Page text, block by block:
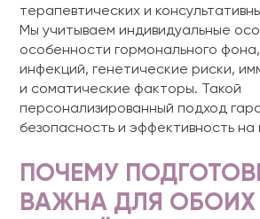
терапевтических и
Мы учитываем индивидуальные
особенности гормонального
инфекций, генетические риски,
и соматические факторы. Такой
персонализированный подход
безопасность и эффективность
ПОЧЕМУ
ВАЖНА ДЛЯ ОБОИХ